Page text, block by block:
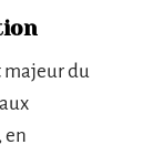
majeur du
en